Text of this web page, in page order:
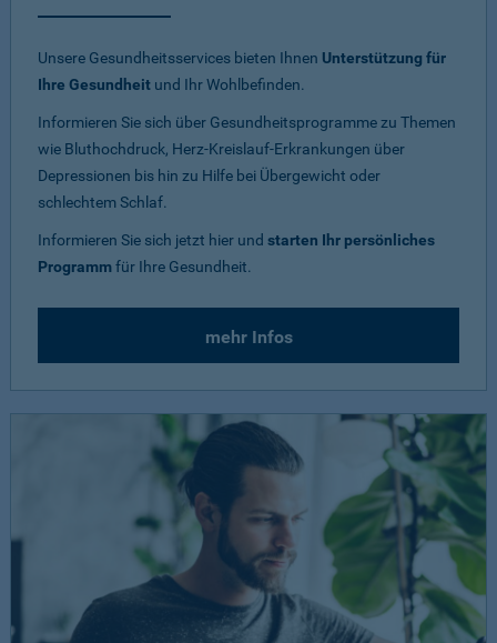
Unsere Gesundheitsservices bieten Ihnen Unterstützung für
Ihre Gesundheit und Ihr Wohlbefinden.
Informieren Sie sich über Gesundheitsprogramme zu Themen
wie Bluthochdruck, Herz-Kreislauf-Erkrankungen über
Depressionen bis hin zu Hilfe bei Übergewicht oder
schlechtem Schlaf.
Informieren Sie sich jetzt hier und starten Ihr persönliches
Programmfür Ihre Gesundheit.
mehr Infos